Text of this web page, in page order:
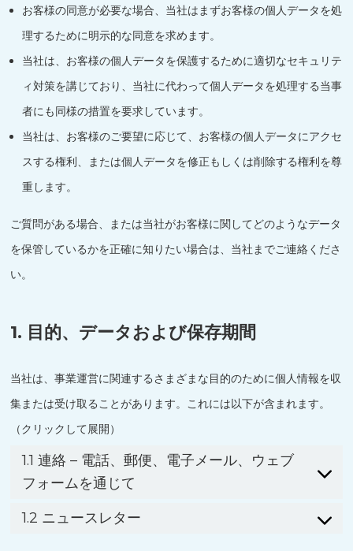
お客様の同意が必要な場合、当社はまずお客様の個人データを処
理するために明示的な同意を求めます。
当社は、お客様の個人データを保護するために適切なセキュリテ
ィ対策を講じており、当社に代わって個人データを処理する当事
者にも同様の措置を要求しています。
当社は、お客様のご要望に応じて、お客様の個人データにアクセ
スする権利、または個人データを修正もしくは削除する権利を尊
重します。
ご質問がある場合、または当社がお客様に関してどのようなデータ
を保管しているかを正確に知りたい場合は、当社までご連絡くださ
い。
1. 目的、データおよび保存期間
当社は、事業運営に関連するさまざまな目的のために個人情報を収
集または受け取ることがあります。これには以下が含まれます。
（クリックして展開）
1.1 連絡 – 電話、郵便、電子メール、ウェブ
フォームを通じて
1.2 ニュースレター